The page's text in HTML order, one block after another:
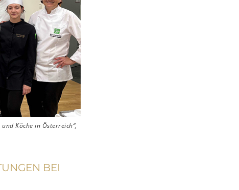
Köche in Österreich“,
BEI